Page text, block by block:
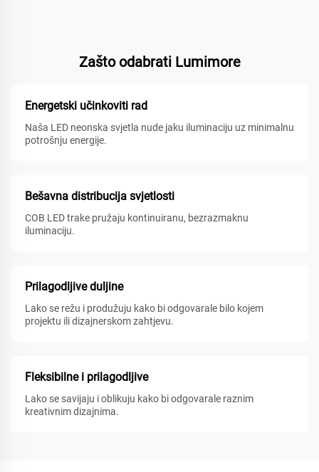
Zašto odabrati Lumimore
Energetski učinkoviti rad
Naša LED neonska svjetla nude jaku iluminaciju uz minimalnu
potrošnju energije.
Bešavna distribucija svjetlosti
COB LED trake pružaju kontinuiranu, bezrazmaknu
iluminaciju.
Prilagodljive duljine
Lako se režu i produžuju kako bi odgovarale bilo kojem
projektu ili dizajnerskom zahtjevu.
Fleksibilne i prilagodljive
Lako se savijaju i oblikuju kako bi odgovarale raznim
kreativnim dizajnima.